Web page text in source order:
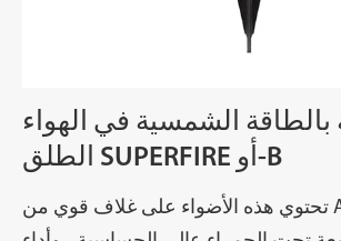
بالطاقة الشمسية في الهواء
الطلق SUPERFIRE أو-B
تحتوي هذه الأضواء على غلاف قوي من ABS ، ورأس